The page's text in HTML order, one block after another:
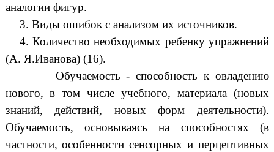
аналогии фигур.
3. Виды ошибок с анализом их источников.
4. Количество необходимых ребенку упражнений
(А. Я.Иванова) (16).
Обучаемость - способность к овладению
нового, в том числе учебного, материала (новых
знаний, действий, новых форм деятельности).
Обучаемость, основываясь на способностях (в
частности, особенности сенсорных и перцептивных